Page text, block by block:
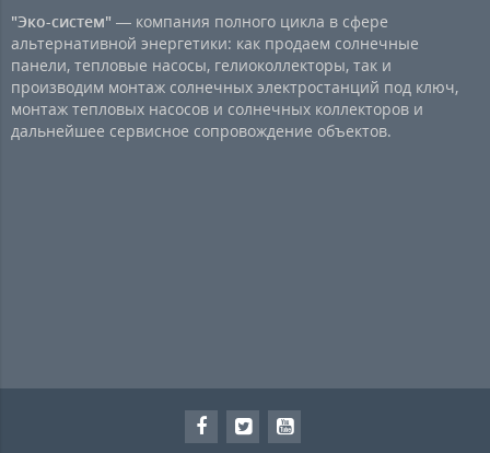
"Эко-систем" — компания полного цикла в сфере
альтернативной энергетики: как продаем солнечные
панели, тепловые насосы, гелиоколлекторы, так и
производим монтаж солнечных электростанций под ключ,
монтаж тепловых насосов и солнечных коллекторов и
дальнейшее сервисное сопровождение объектов.